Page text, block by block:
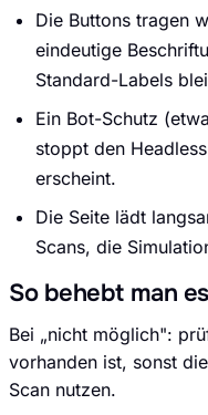
+49 89
Die Buttons tragen
eindeutige
Standard-Labels
Ein Bot-Schutz
stoppt den
erscheint.
Die Seite lädt
Scans, die
So behebt man es
Bei „nicht möglich":
vorhanden ist, sonst
Scan nutzen.